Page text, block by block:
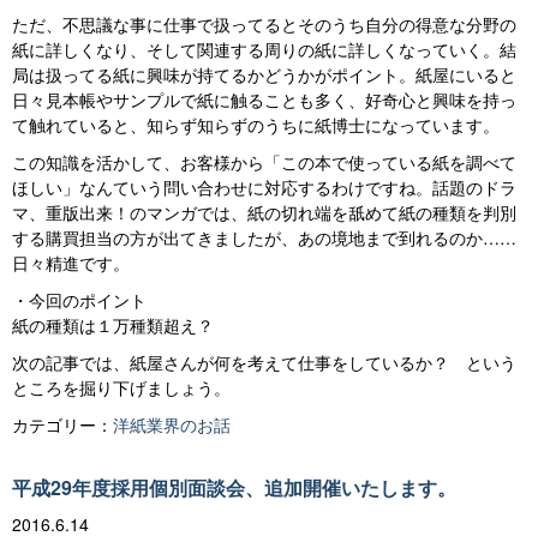
ただ、不思議な事に仕事で扱ってるとそのうち自分の得意な分野の
紙に詳しくなり、そして関連する周りの紙に詳しくなっていく。結
局は扱ってる紙に興味が持てるかどうかがポイント。紙屋にいると
日々見本帳やサンプルで紙に触ることも多く、好奇心と興味を持っ
て触れていると、知らず知らずのうちに紙博士になっています。
この知識を活かして、お客様から「この本で使っている紙を調べて
ほしい」なんていう問い合わせに対応するわけですね。話題のドラ
マ、重版出来！のマンガでは、紙の切れ端を舐めて紙の種類を判別
する購買担当の方が出てきましたが、あの境地まで到れるのか……
日々精進です。
・今回のポイント
紙の種類は１万種類超え？
次の記事では、紙屋さんが何を考えて仕事をしているか？ という
ところを掘り下げましょう。
カテゴリー： 洋紙業界のお話
平成29年度採用個別面談会、追加開催いたします。
2016.6.14